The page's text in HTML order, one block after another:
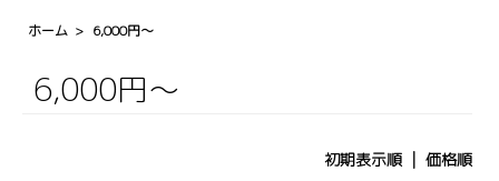
ホーム > 6,000円～
6,000円～
初期表示順 | 価格順